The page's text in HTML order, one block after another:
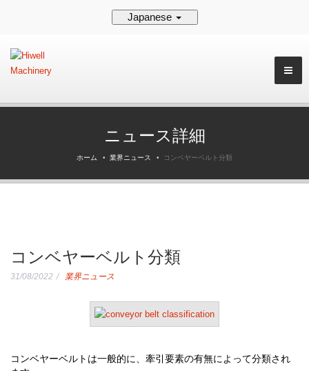
Japanese
ニュース詳細
ホーム 業界ニュース コンベヤーベルト分類
コンベヤーベルト分類
31/08/2022 業界ニュース